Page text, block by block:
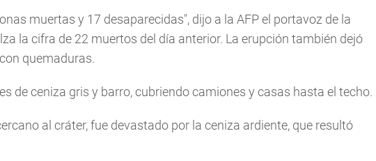
muertas y 17 desaparecidas", dijo a la AFP el portavoz de la
la cifra de 22 muertos del día anterior. La erupción también dejó
quemaduras.
de ceniza gris y barro, cubriendo camiones y casas hasta el techo.
al cráter, fue devastado por la ceniza ardiente, que resultó